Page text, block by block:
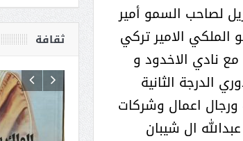
لصاحب السمو أمير
الملكي الامير تركي
نادي الاخدود و
الدرجة الثانية
اعمال وشركات
ال شيبان
ثقافة